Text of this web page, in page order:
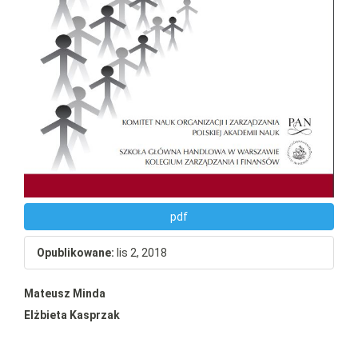
pdf
Opublikowane: lis 2, 2018
Main
Article
Mateusz Minda
Elżbieta Kasprzak